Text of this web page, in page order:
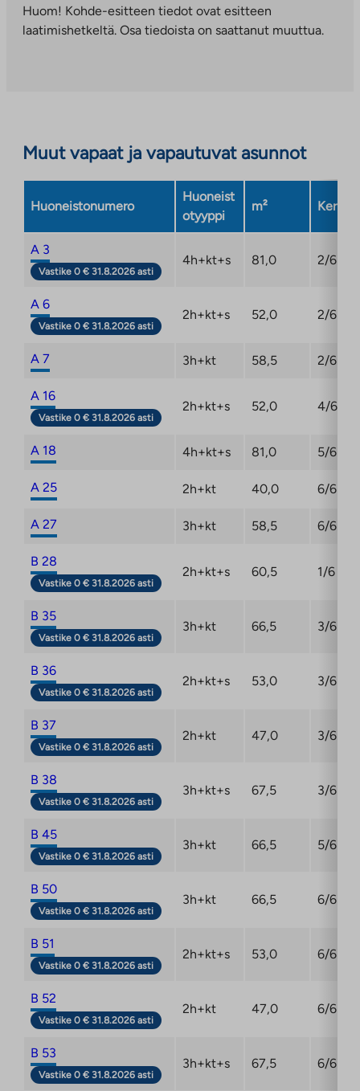
ulkopuoliseen
palveluun.
Huom! Kohde-esitteen tiedot ovat esitteen
laatimishetkeltä. Osa tiedoista on saattanut muuttua.
Muut vapaat ja vapautuvat asunnot
Huoneistonumero
Huoneist
otyyppi
m² Kerros
A 3
Vastike 0 € 31.8.2026 asti
4h+kt+s 81,0 2/6
A 6
Vastike 0 € 31.8.2026 asti
2h+kt+s 52,0 2/6
A 7 3h+kt 58,5 2/6
A 16
Vastike 0 € 31.8.2026 asti
2h+kt+s 52,0 4/6
A 18 4h+kt+s 81,0 5/6
A 25 2h+kt 40,0 6/6
A 27 3h+kt 58,5 6/6
B 28
Vastike 0 € 31.8.2026 asti
2h+kt+s 60,5 1/6
B 35
Vastike 0 € 31.8.2026 asti
3h+kt 66,5 3/6
B 36
Vastike 0 € 31.8.2026 asti
2h+kt+s 53,0 3/6
B 37
Vastike 0 € 31.8.2026 asti
2h+kt 47,0 3/6
B 38
Vastike 0 € 31.8.2026 asti
3h+kt+s 67,5 3/6
B 45
Vastike 0 € 31.8.2026 asti
3h+kt 66,5 5/6
B 50
Vastike 0 € 31.8.2026 asti
3h+kt 66,5 6/6
B 51
Vastike 0 € 31.8.2026 asti
2h+kt+s 53,0 6/6
B 52
Vastike 0 € 31.8.2026 asti
2h+kt 47,0 6/6
B 53
Vastike 0 € 31.8.2026 asti
3h+kt+s 67,5 6/6